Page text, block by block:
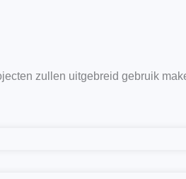
zullen uitgebreid gebruik